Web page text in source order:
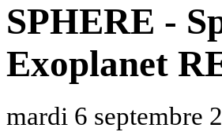
SPHERE -
Exoplanet
mardi 6 septembre